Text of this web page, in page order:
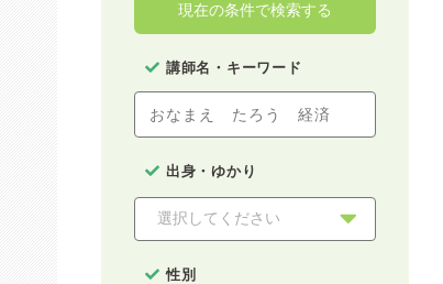
現在の条件で検索する
講師名・キーワード
出身・ゆかり
性別